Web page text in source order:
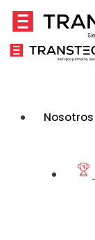
Nosotros